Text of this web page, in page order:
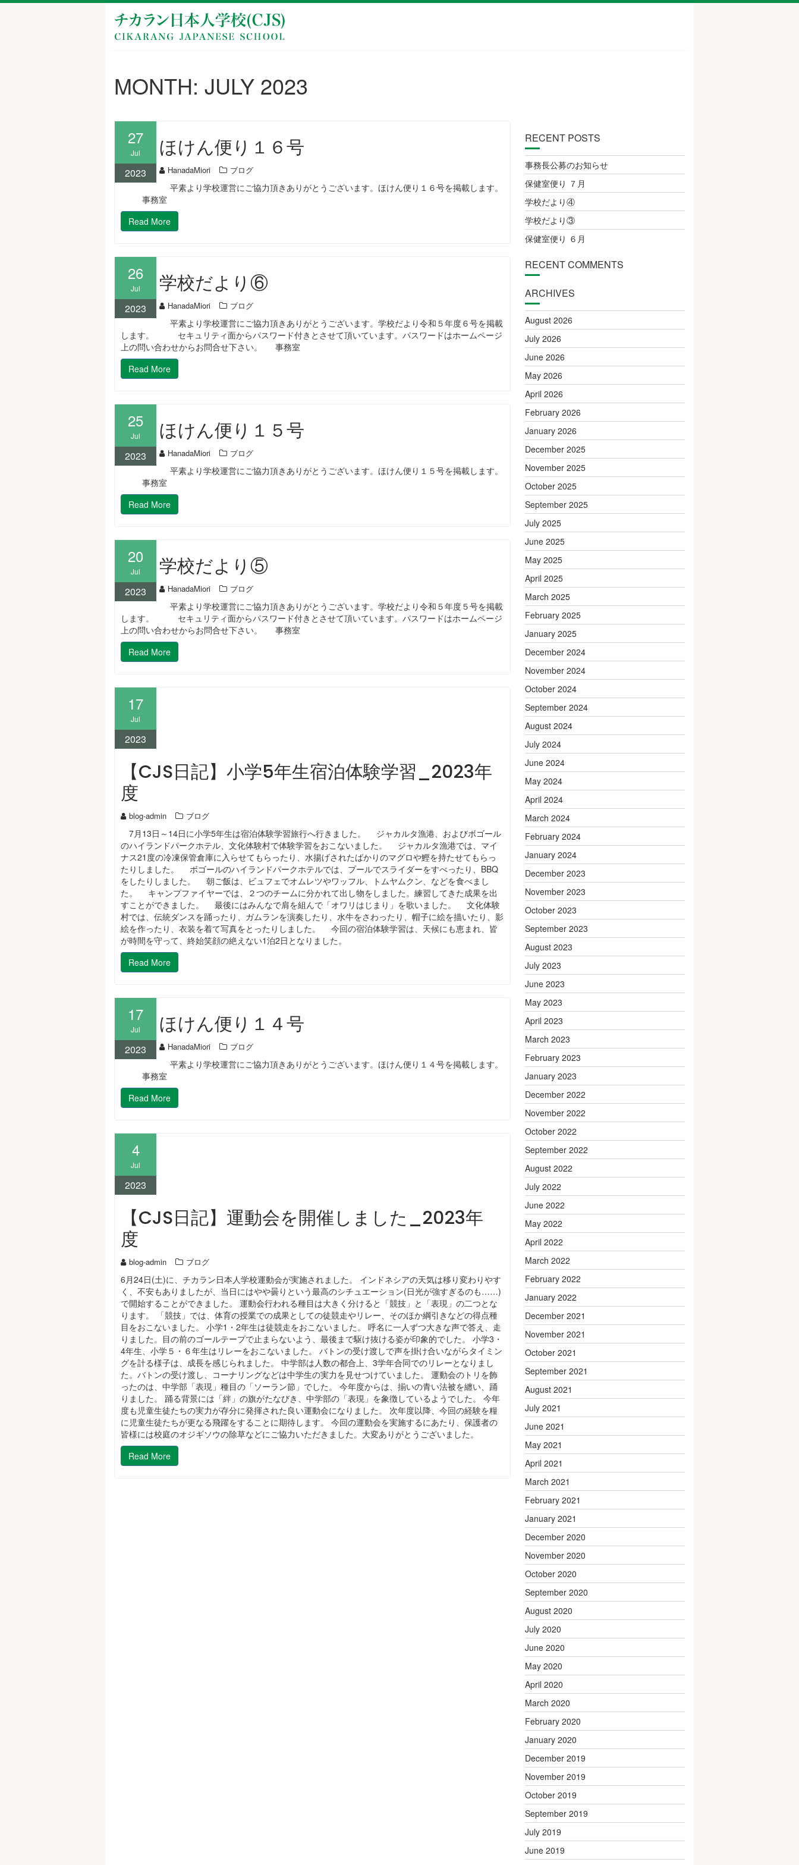
content
MONTH: JULY 2023
27
Jul
2023
ほけん便り１６号
HanadaMiori ブログ
平素より学校運営にご協力頂きありがとうございます。ほけん便り１６号を掲載します。
事務室
Read More
26
Jul
2023
学校だより⑥
HanadaMiori ブログ
平素より学校運営にご協力頂きありがとうございます。学校だより令和５年度６号を掲載
します。 セキュリティ面からパスワード付きとさせて頂いています。パスワードはホームページ
上の問い合わせからお問合せ下さい。 事務室
Read More
25
Jul
2023
ほけん便り１５号
HanadaMiori ブログ
平素より学校運営にご協力頂きありがとうございます。ほけん便り１５号を掲載します。
事務室
Read More
20
Jul
2023
学校だより⑤
HanadaMiori ブログ
平素より学校運営にご協力頂きありがとうございます。学校だより令和５年度５号を掲載
します。 セキュリティ面からパスワード付きとさせて頂いています。パスワードはホームページ
上の問い合わせからお問合せ下さい。 事務室
Read More
17
Jul
2023
【CJS日記】小学5年生宿泊体験学習_2023年
度
blog-admin ブログ
7月13日～14日に小学5年生は宿泊体験学習旅行へ行きました。 ジャカルタ漁港、およびボゴール
のハイランドパークホテル、文化体験村で体験学習をおこないました。 ジャカルタ漁港では、マイ
ナス21度の冷凍保管倉庫に入らせてもらったり、水揚げされたばかりのマグロや鰹を持たせてもらっ
たりしました。 ボゴールのハイランドパークホテルでは、プールでスライダーをすべったり、BBQ
をしたりしました。 朝ご飯は、ビュフェでオムレツやワッフル、トムヤムクン、などを食べまし
た。 キャンプファイヤーでは、２つのチームに分かれて出し物をしました。練習してきた成果を出
すことができました。 最後にはみんなで肩を組んで「オワリはじまり」を歌いました。 文化体験
村では、伝統ダンスを踊ったり、ガムランを演奏したり、水牛をさわったり、帽子に絵を描いたり、影
絵を作ったり、衣装を着て写真をとったりしました。 今回の宿泊体験学習は、天候にも恵まれ、皆
が時間を守って、終始笑顔の絶えない1泊2日となりました。
Read More
17
Jul
2023
ほけん便り１４号
HanadaMiori ブログ
平素より学校運営にご協力頂きありがとうございます。ほけん便り１４号を掲載します。
事務室
Read More
4
Jul
2023
【CJS日記】運動会を開催しました_2023年
度
blog-admin ブログ
6月24日(土)に、チカラン日本人学校運動会が実施されました。 インドネシアの天気は移り変わりやす
く、不安もありましたが、当日にはやや曇りという最高のシチュエーション(日光が強すぎるのも……)
で開始することができました。 運動会行われる種目は大きく分けると「競技」と「表現」の二つとな
ります。 「競技」では、体育の授業での成果としての徒競走やリレー、そのほか綱引きなどの得点種
目をおこないました。 小学1・2年生は徒競走をおこないました。 呼名に一人ずつ大きな声で答え、走
りました。目の前のゴールテープで止まらないよう、最後まで駆け抜ける姿が印象的でした。 小学3・
4年生、小学５・６年生はリレーをおこないました。 バトンの受け渡しで声を掛け合いながらタイミン
グを計る様子は、成長を感じられました。 中学部は人数の都合上、3学年合同でのリレーとなりまし
た。バトンの受け渡し、コーナリングなどは中学生の実力を見せつけていました。 運動会のトリを飾
ったのは、中学部「表現」種目の「ソーラン節」でした。 今年度からは、揃いの青い法被を纏い、踊
りました。 踊る背景には「絆」の旗がたなびき、中学部の「表現」を象徴しているようでした。 今年
度も児童生徒たちの実力が存分に発揮された良い運動会になりました。 次年度以降、今回の経験を糧
に児童生徒たちが更なる飛躍をすることに期待します。 今回の運動会を実施するにあたり、保護者の
皆様には校庭のオジギソウの除草などにご協力いただきました。大変ありがとうございました。
Read More
RECENT POSTS
事務長公募のお知らせ
保健室便り ７月
学校だより④
学校だより③
保健室便り ６月
RECENT COMMENTS
ARCHIVES
August 2026
July 2026
June 2026
May 2026
April 2026
February 2026
January 2026
December 2025
November 2025
October 2025
September 2025
July 2025
June 2025
May 2025
April 2025
March 2025
February 2025
January 2025
December 2024
November 2024
October 2024
September 2024
August 2024
July 2024
June 2024
May 2024
April 2024
March 2024
February 2024
January 2024
December 2023
November 2023
October 2023
September 2023
August 2023
July 2023
June 2023
May 2023
April 2023
March 2023
February 2023
January 2023
December 2022
November 2022
October 2022
September 2022
August 2022
July 2022
June 2022
May 2022
April 2022
March 2022
February 2022
January 2022
December 2021
November 2021
October 2021
September 2021
August 2021
July 2021
June 2021
May 2021
April 2021
March 2021
February 2021
January 2021
December 2020
November 2020
October 2020
September 2020
August 2020
July 2020
June 2020
May 2020
April 2020
March 2020
February 2020
January 2020
December 2019
November 2019
October 2019
September 2019
July 2019
June 2019